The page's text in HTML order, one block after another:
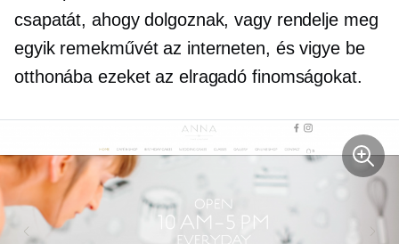
csapatát, ahogy dolgoznak, vagy rendelje meg
egyik remekművét az interneten, és vigye be
otthonába ezeket az elragadó finomságokat.